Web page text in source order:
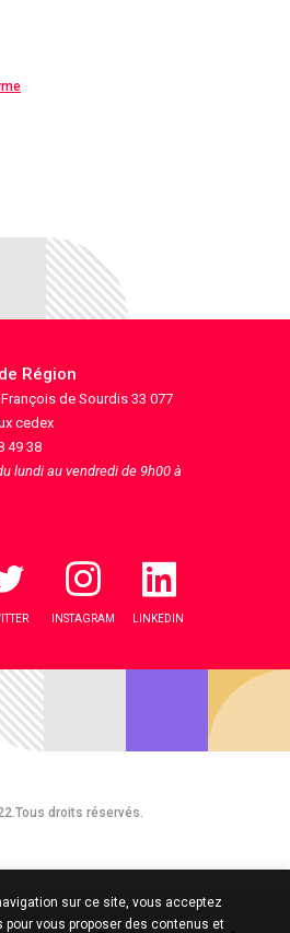
Région
François de Sourdis 33 077
cedex
49 38
lundi au vendredi de 9h00 à
INSTAGRAM LINKEDIN
droits réservés.
sur ce site, vous acceptez
pour vous proposer des contenus et